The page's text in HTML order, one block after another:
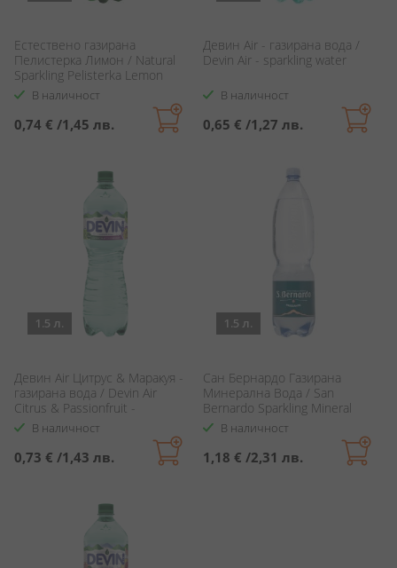
Естествено газирана
Пелистерка Лимон / Natural
Sparkling Pelisterka Lemon
В наличност
0,74 € /1,45 лв.
Девин Air - газирана вода /
Devin Air - sparkling water
В наличност
0,65 € /1,27 лв.
1.5 л.
Девин Air Цитрус & Маракуя -
газирана вода / Devin Air
Citrus & Passionfruit -
sparkling water
В наличност
0,73 € /1,43 лв.
1.5 л.
Сан Бернардо Газирана
Минерална Вода / San
Bernardo Sparkling Mineral
WaterВ наличност
1,18 € /2,31 лв.